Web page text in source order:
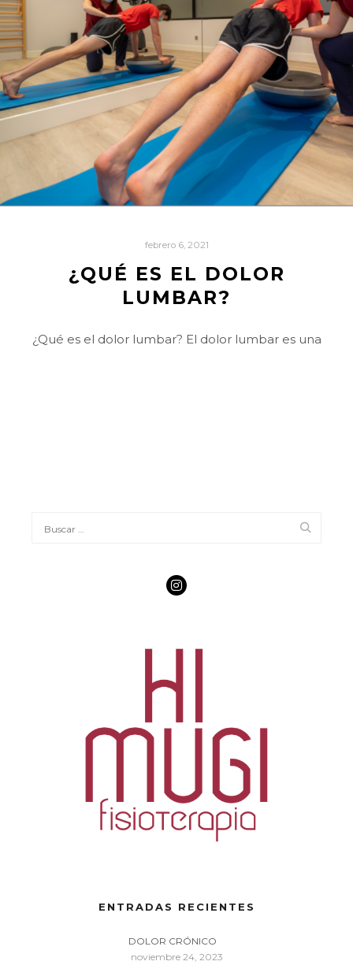
febrero 6, 2021
¿QUÉ ES EL DOLOR
LUMBAR?
¿Qué es el dolor lumbar? El dolor lumbar es una
ENTRADAS RECIENTES
DOLOR CRÓNICO
noviembre 24, 2023